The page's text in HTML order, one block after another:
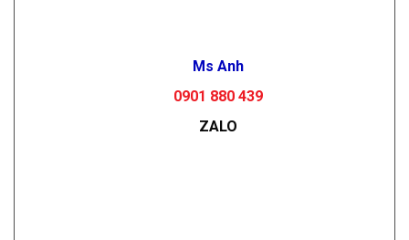
Ms Anh
0901 880 439
ZALO